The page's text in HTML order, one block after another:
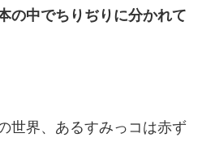
の中でちりぢりに分かれて
世界、あるすみっコは赤ず